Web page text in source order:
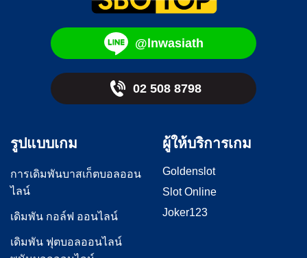
@lnwasiath
02 508 8798
รูปแบบเกม
การเดิมพันบาสเก็ตบอลออน
ไลน์
เดิมพัน กอล์ฟ ออนไลน์
เดิมพัน ฟุตบอลออนไลน์
ผู้ให้บริการเกม
Goldenslot
Slot Online
Joker123